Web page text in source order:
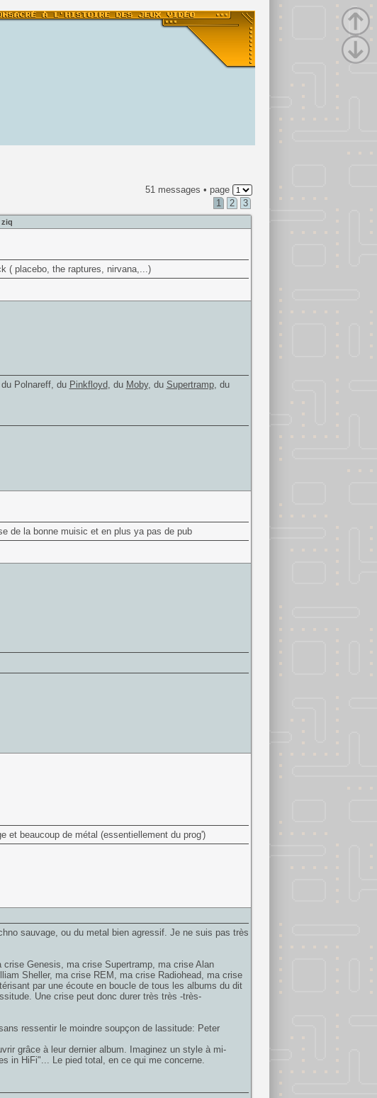
51 messages • page
1
2 3
ziq
( placebo, the raptures, nirvana,...)
Polnareff, du Pinkfloyd, du Moby, du Supertramp, du
de la bonne muisic et en plus ya pas de pub
et beaucoup de métal (essentiellement du prog')
sauvage, ou du metal bien agressif. Je ne suis pas très
Genesis, ma crise Supertramp, ma crise Alan
Sheller, ma crise REM, ma crise Radiohead, ma crise
par une écoute en boucle de tous les albums du dit
Une crise peut donc durer très très -très-
ressentir le moindre soupçon de lassitude: Peter
grâce à leur dernier album. Imaginez un style à mi-
in HiFi"... Le pied total, en ce qui me concerne.